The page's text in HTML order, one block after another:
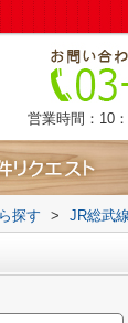
営業時間：10
探す > JR総武線